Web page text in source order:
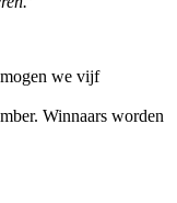
we vijf
Winnaars worden